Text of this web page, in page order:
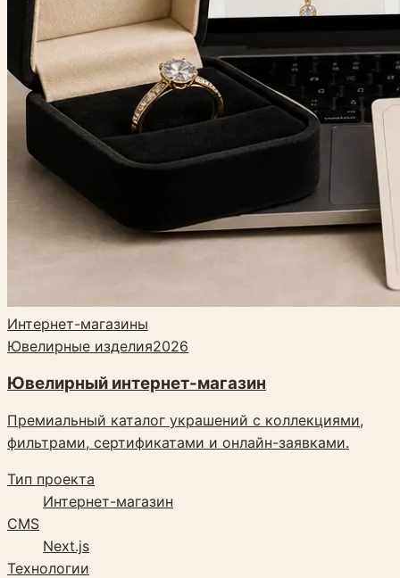
Интернет-магазины
Ювелирные изделия2026
Ювелирный интернет-магазин
Премиальный каталог украшений с коллекциями,
фильтрами, сертификатами и онлайн-заявками.
Тип проекта
Интернет-магазин
CMS
Next.js
Технологии